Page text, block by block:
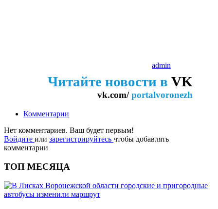
admin
Читайте новости в VK
vk.com/portalvoronezh
Комментарии
Нет комментариев. Ваш будет первым!
Войдите или зарегистрируйтесь чтобы добавлять
комментарии
ТОП МЕСЯЦА